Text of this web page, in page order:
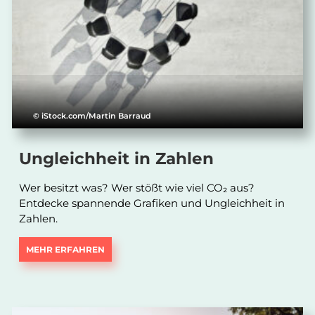
© iStock.com/Martin Barraud
Ungleichheit in Zahlen
Wer besitzt was? Wer stößt wie viel CO₂ aus?
Entdecke spannende Grafiken und Ungleichheit in
Zahlen.
MEHR ERFAHREN